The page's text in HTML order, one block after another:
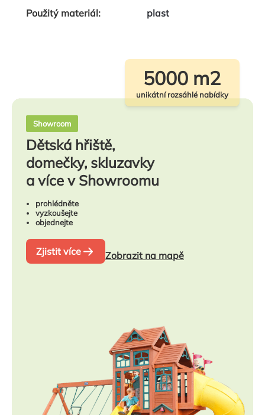
Použitý materiál: plast
Showroom
Dětská hřiště,
domečky, skluzavky
a více v Showroomu
prohlédněte
vyzkoušejte
objednejte
Zjistit více Zobrazit na mapě
5000 m2
unikátní rozsáhlé nabídky